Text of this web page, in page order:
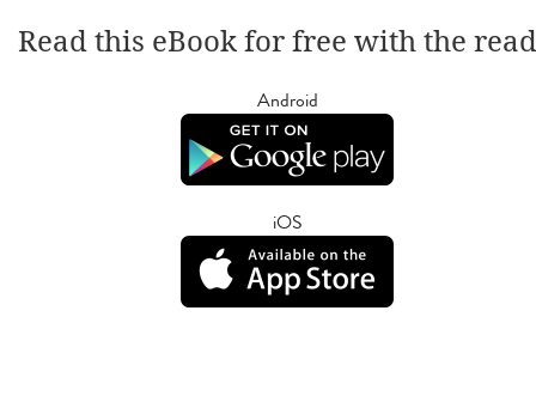
Read this eBook for free with the
Android
iOS